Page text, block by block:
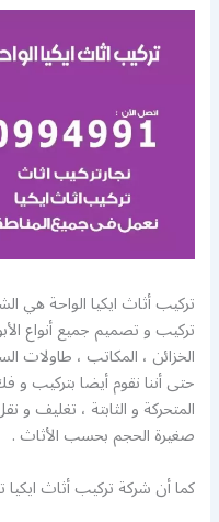
تركيب أثاث ايكيا الواحة هي
تركيب و تصميم جميع أنواع
الخزائن ، المكاتب ، طاولات
حتى أننا نقوم أيضا بتركيب و
المتحركة و الثابتة ، تغليف
صغيرة الحجم بحسب الأثاث .
كما أن شركة تركيب أثاث